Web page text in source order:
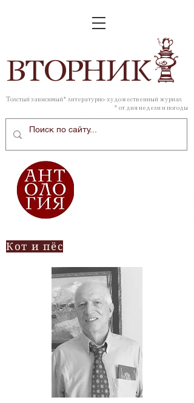
ВТОРНИК
Толстый зависимый* литературно-художественный журнал
* от дня недели и погоды
Кот и пёс